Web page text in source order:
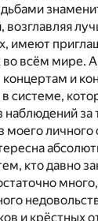
возглавляя
во всём мире.
и
системе,
за
моего личного
кто давно
и крёстных